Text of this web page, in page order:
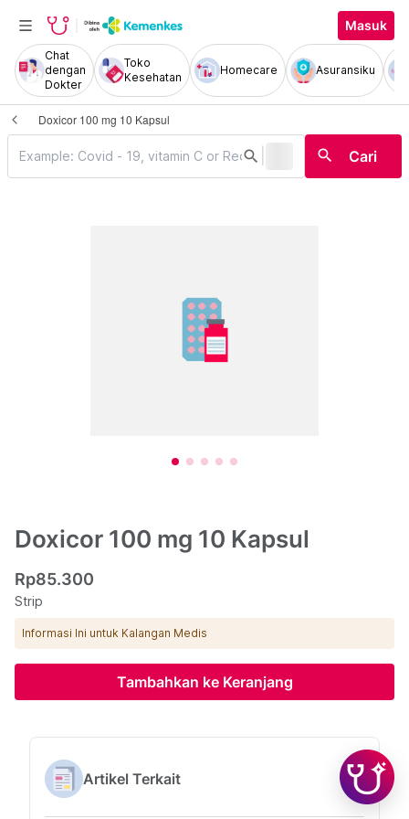
Masuk
Chat
dengan
Dokter
Toko
Kesehatan
Homecare Asuransiku
Doxicor 100 mg 10 Kapsul
search search Cari
Doxicor 100 mg 10 Kapsul
Rp85.300
Strip
Informasi Ini untuk Kalangan Medis
Tambahkan ke Keranjang
Artikel Terkait